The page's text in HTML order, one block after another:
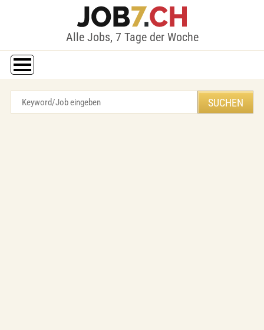
Alle Jobs, 7 Tage der Woche